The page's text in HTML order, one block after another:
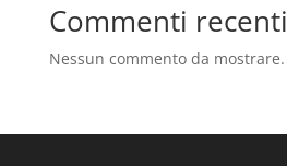
Commenti recenti
Nessun commento da mostrare.